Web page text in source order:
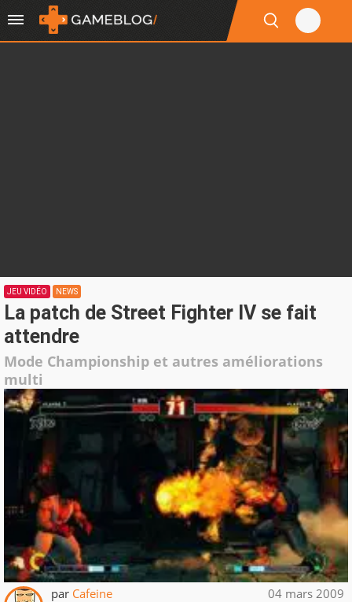
JEU VIDÉO NEWS
La patch de Street Fighter IV se fait
attendre
Mode Championship et autres améliorations
multi
par Cafeine 04 mars 2009